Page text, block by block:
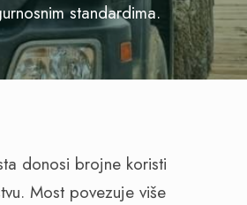
standardima.
donosi brojne koristi
Most povezuje više